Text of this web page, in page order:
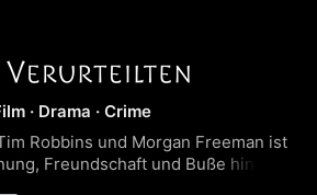
· Drama · Crime
Robbins und Morgan Freeman ist
Freundschaft und Buße hinter